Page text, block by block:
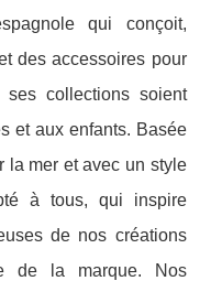
qui conçoit,
des accessoires pour
collections soient
et aux enfants. Basée
la mer et avec un style
à tous, qui inspire
de nos créations
de la marque. Nos